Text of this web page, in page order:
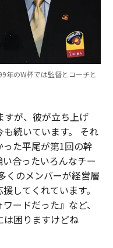
年のW杯では監督とコーチと
すが、彼が立ち上げ
続いています。 それ
た平尾が第1回の幹
合ったいろんなチー
くのメンバーが経営層
してくれています。
ードだった』など、
は困りますけどね